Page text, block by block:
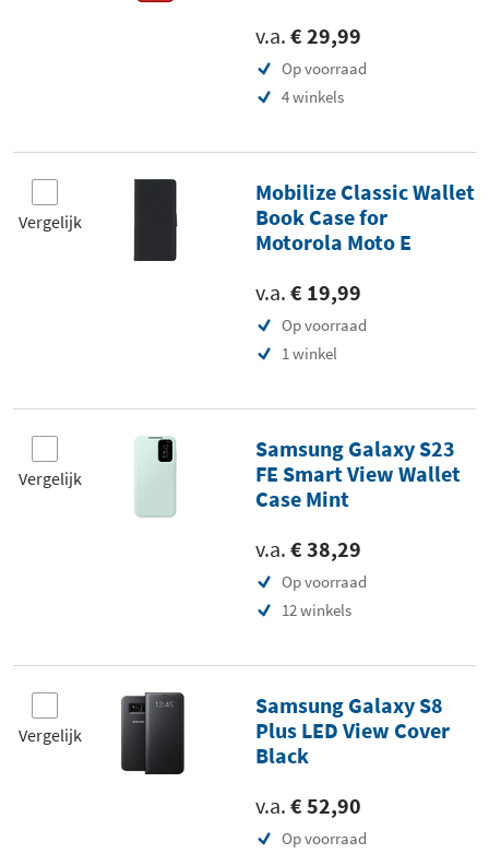
v.a. € 29,99
Op voorraad
4 winkels
Vergelijk
Mobilize Classic Wallet
Book Case for
Motorola Moto E
v.a. € 19,99
Op voorraad
1 winkel
Vergelijk
Samsung Galaxy S23
FE Smart View Wallet
Case Mint
v.a. € 38,29
Op voorraad
12 winkels
Vergelijk
Samsung Galaxy S8
Plus LED View Cover
Black
v.a. € 52,90
Op voorraad